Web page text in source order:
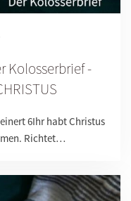
Kolosserbrief -
6Ihr habt Christus
Richtet…